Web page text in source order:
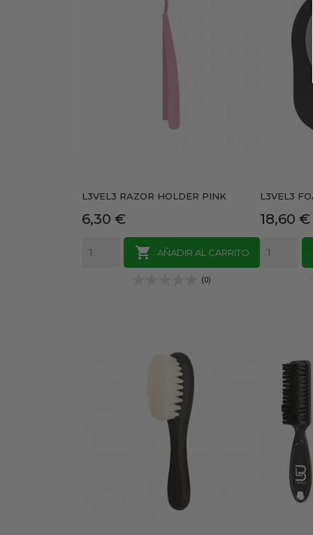
L3VEL3 RAZOR HOLDER PINK
Precio
6,30 €

AÑADIR AL CARRITO
(0)
L3VEL3
Precio
18,60 €